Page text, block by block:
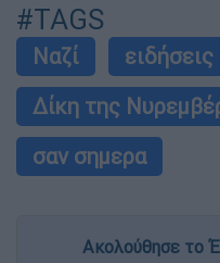
#TAGS
Ναζί
Δίκη της
σαν σημερα
Ακολούθησε το